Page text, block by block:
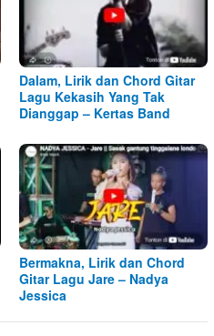
Dalam, Lirik dan Chord Gitar
Lagu Kekasih Yang Tak
Dianggap – Kertas Band
Bermakna, Lirik dan Chord
Gitar Lagu Jare – Nadya
Jessica